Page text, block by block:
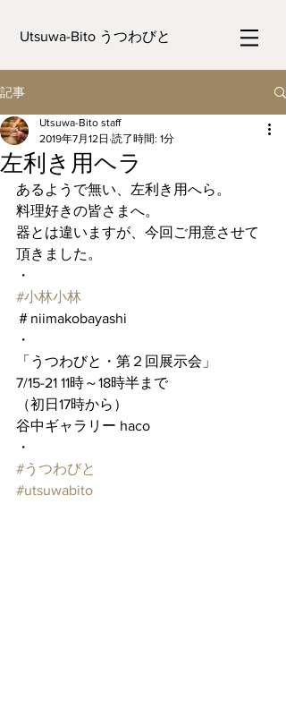
Utsuwa-Bito うつわびと
記事
左利き用ヘラ
Utsuwa-Bito staff
2019年7月12日 読了時間: 1分
あるようで無い、左利き用へら。
料理好きの皆さまへ。
器とは違いますが、今回ご用意させて
頂きました。
・
#小林小林
＃niimakobayashi
・
「うつわびと・第２回展示会」
7/15-21 11時～18時半まで
（初日17時から）
谷中ギャラリー haco
・
#うつわびと
#utsuwabito